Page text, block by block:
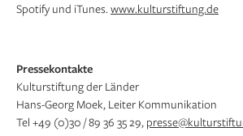
Spotify und iTunes. www.kulturstiftung.de
Pressekontakte
Kulturstiftung der Länder
Hans-Georg Moek, Leiter Kommunikation
Tel +49 (0)30 / 89 36 35 29,